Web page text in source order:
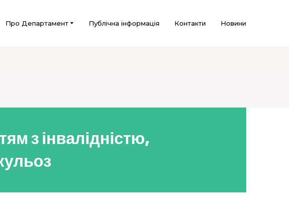
Про Департамент Публічна інформація Контакти Новини
з інвалідністю,